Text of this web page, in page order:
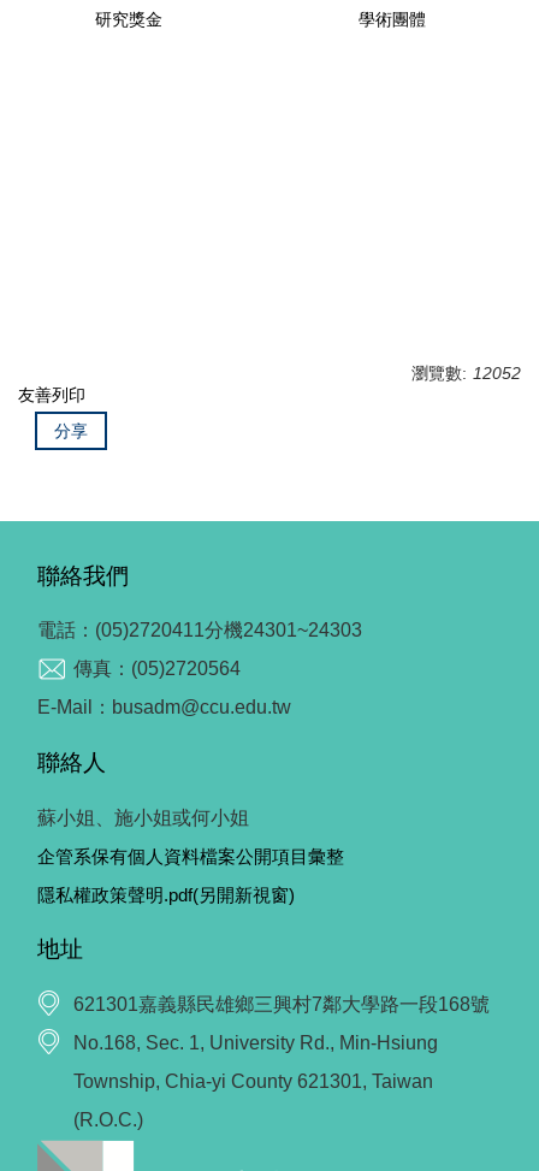
研究獎金 學術團體
瀏覽數: 12052
友善列印
分享
聯絡我們
電話：(05)2720411分機24301~24303
傳真：(05)2720564
E-Mail：busadm@ccu.edu.tw
聯絡人
蘇小姐、施小姐或何小姐
企管系保有個人資料檔案公開項目彙整
隱私權政策聲明.pdf(另開新視窗)
地址
621301嘉義縣民雄鄉三興村7鄰大學路一段168號
No.168, Sec. 1, University Rd., Min-Hsiung
Township, Chia-yi County 621301, Taiwan
(R.O.C.)